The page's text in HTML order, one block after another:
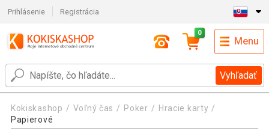
Prihlásenie Registrácia
Vyhľadať
0
Menu
Kokiskashop Voľný čas Poker
Hracie karty
Papierové